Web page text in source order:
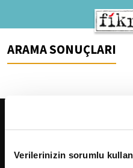
Verilerinizin sorumlu
ARAMA SONUÇLARI